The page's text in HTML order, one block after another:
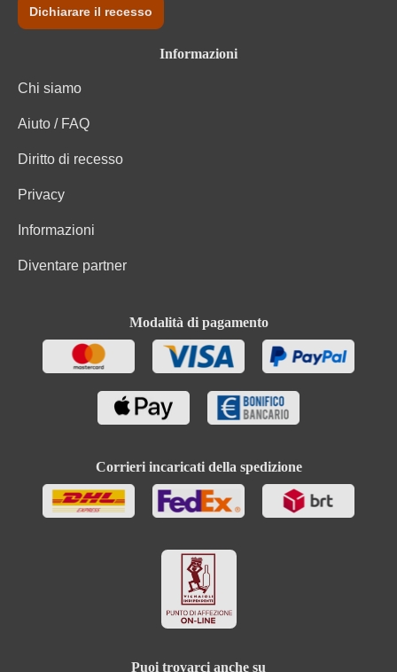
Varietà di uve della cuvée
Informazioni nutrizionali medie
Valore energetico
Carboidrati
Ingredienti
Uve, Regolatori di acidità (Acido tartarico (L(+)-), E
334), Conservanti (Diossido di zolfo, E 220). Contiene
piccole quantità di grassi, acidi grassi saturi, proteine
e sale
Dichiarare il recesso
Informazioni
Chi siamo
Aiuto / FAQ
Diritto di recesso
Privacy
Informazioni
Diventare partner
Modalità di pagamento
Corrieri incaricati della spedizione
Puoi trovarci anche su